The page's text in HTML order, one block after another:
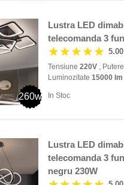
260w
Lustra LED
telecomanda 3
★★★★★ 5.00
Tensiune 220V , Putere
Luminozitate 15000 lm
In Stoc
Lustra LED
telecomanda 3
negru 230W